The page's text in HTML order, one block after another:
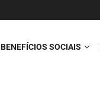
BENEFÍCIOS SOCIAIS